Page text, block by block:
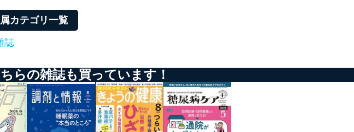
を取り扱う従業者を明確化し、 個人データへの不要なアクセスを防止
カテゴリ一覧
誌
らの雑誌も買っています！